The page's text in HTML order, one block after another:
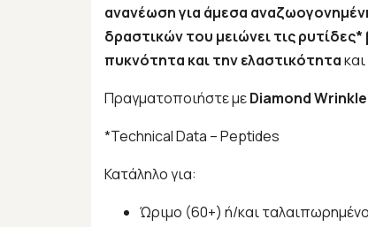
ανανέωση για άμεσα
δραστικών του μειώνει τις
πυκνότητα και την ελαστικότητα
Πραγματοποιήστε μεDiamond
*Technical Data – Peptides
Κατάληλο για:
Ώριμο (60+) ή/και